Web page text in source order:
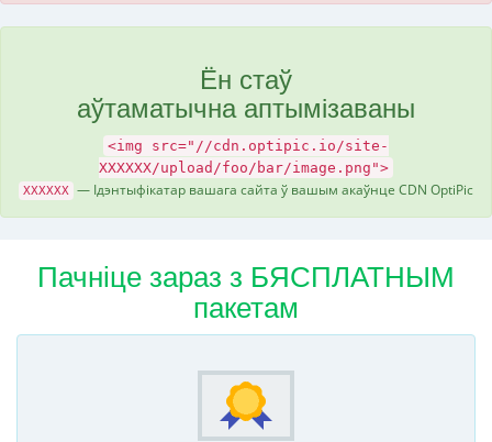
Ён стаў
аўтаматычна аптымізаваны
<img src="//cdn.optipic.io/site-
XXXXXX/upload/foo/bar/image.png">
XXXXXX — Ідэнтыфікатар вашага сайта ў вашым акаўнце CDN OptiPic
Пачніце зараз з БЯСПЛАТНЫМ
пакетам